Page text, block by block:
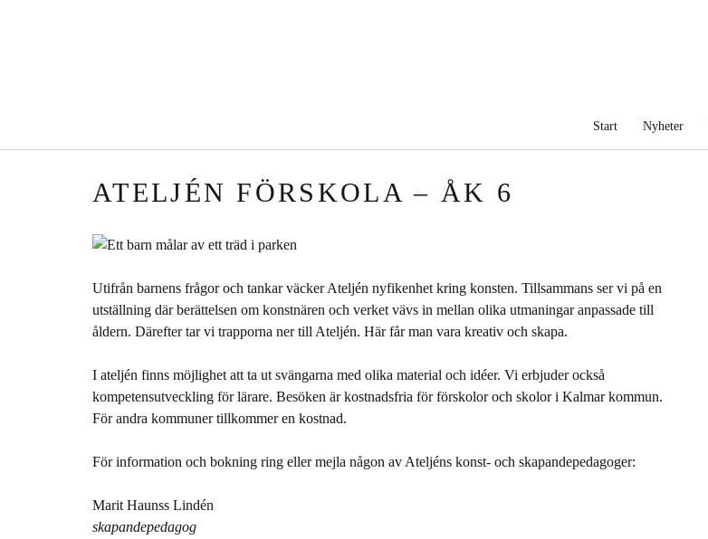
Start Nyheter
ATELJÉN FÖRSKOLA – ÅK 6
Utifrån barnens frågor och tankar väcker Ateljén nyfikenhet kring konsten. Tillsammans ser vi på en
utställning där berättelsen om konstnären och verket vävs in mellan olika utmaningar anpassade till
åldern. Därefter tar vi trapporna ner till Ateljén. Här får man vara kreativ och skapa.
I ateljén finns möjlighet att ta ut svängarna med olika material och idéer. Vi erbjuder också
kompetensutveckling för lärare. Besöken är kostnadsfria för förskolor och skolor i Kalmar kommun.
För andra kommuner tillkommer en kostnad.
För information och bokning ring eller mejla någon av Ateljéns konst- och skapandepedagoger:
Marit Haunss Lindén
skapandepedagog